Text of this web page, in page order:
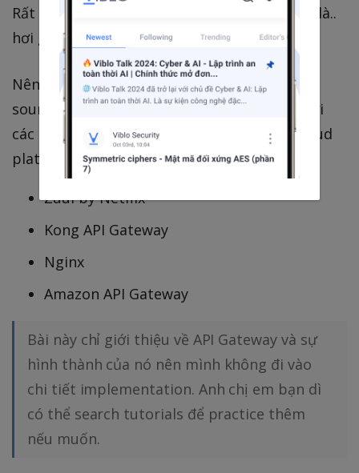
Rất đơn giản, nhưng để implement thì đúng là..
hơi gian nan.
Nên thường chúng ta chọn các OSS (open-
source software) hoặc cao cấp hơn là chơi với
các enterprise software hoặc hơn nữa là Cloud
platform để làm API Gateway:
Zuul by Netflix
Kong API Gateway
Nginx
Amazon API Gateway
Bài này chỉ giới thiệu về API Gateway và sự
hình thành của nó nên mình không đi vào
chi tiết implementation. Anh chị em bạn dì
có thể search tutorials để practice thêm
nếu muốn.